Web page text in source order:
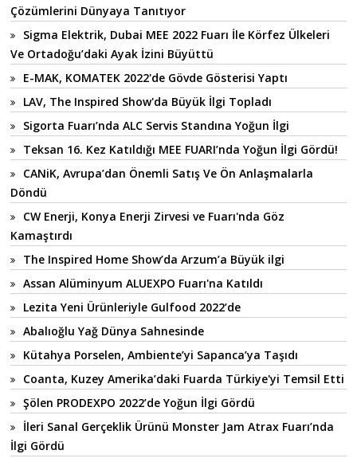
Çözümlerini Dünyaya Tanıtıyor
Sigma Elektrik, Dubai MEE 2022 Fuarı İle Körfez Ülkeleri
Ve Ortadoğu’daki Ayak İzini Büyüttü
E-MAK, KOMATEK 2022'de Gövde Gösterisi Yaptı
LAV, The Inspired Show'da Büyük İlgi Topladı
Sigorta Fuarı’nda ALC Servis Standına Yoğun İlgi
Teksan 16. Kez Katıldığı MEE FUARI’nda Yoğun İlgi Gördü!
CANiK, Avrupa’dan Önemli Satış Ve Ön Anlaşmalarla
Döndü
CW Enerji, Konya Enerji Zirvesi ve Fuarı'nda Göz
Kamaştırdı
The Inspired Home Show’da Arzum’a Büyük ilgi
Assan Alüminyum ALUEXPO Fuarı'na Katıldı
Lezita Yeni Ürünleriyle Gulfood 2022’de
Abalıoğlu Yağ Dünya Sahnesinde
Kütahya Porselen, Ambiente’yi Sapanca’ya Taşıdı
Coanta, Kuzey Amerika’daki Fuarda Türkiye'yi Temsil Etti
Şölen PRODEXPO 2022’de Yoğun İlgi Gördü
İleri Sanal Gerçeklik Ürünü Monster Jam Atrax Fuarı’nda
İlgi Gördü